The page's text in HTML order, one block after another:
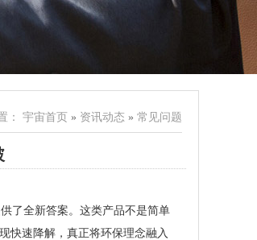
： 宇宙首页 » 资讯动态 » 常见问题
了全新答案。这类产品不是简单
快速降解，真正将环保理念融入